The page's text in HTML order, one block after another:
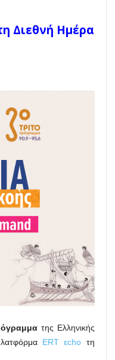
Διεθνή Ημέρα
της Ελληνικής
ERT εcho τη